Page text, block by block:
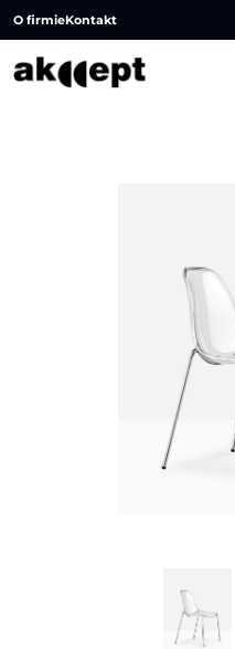
O firmieKontakt